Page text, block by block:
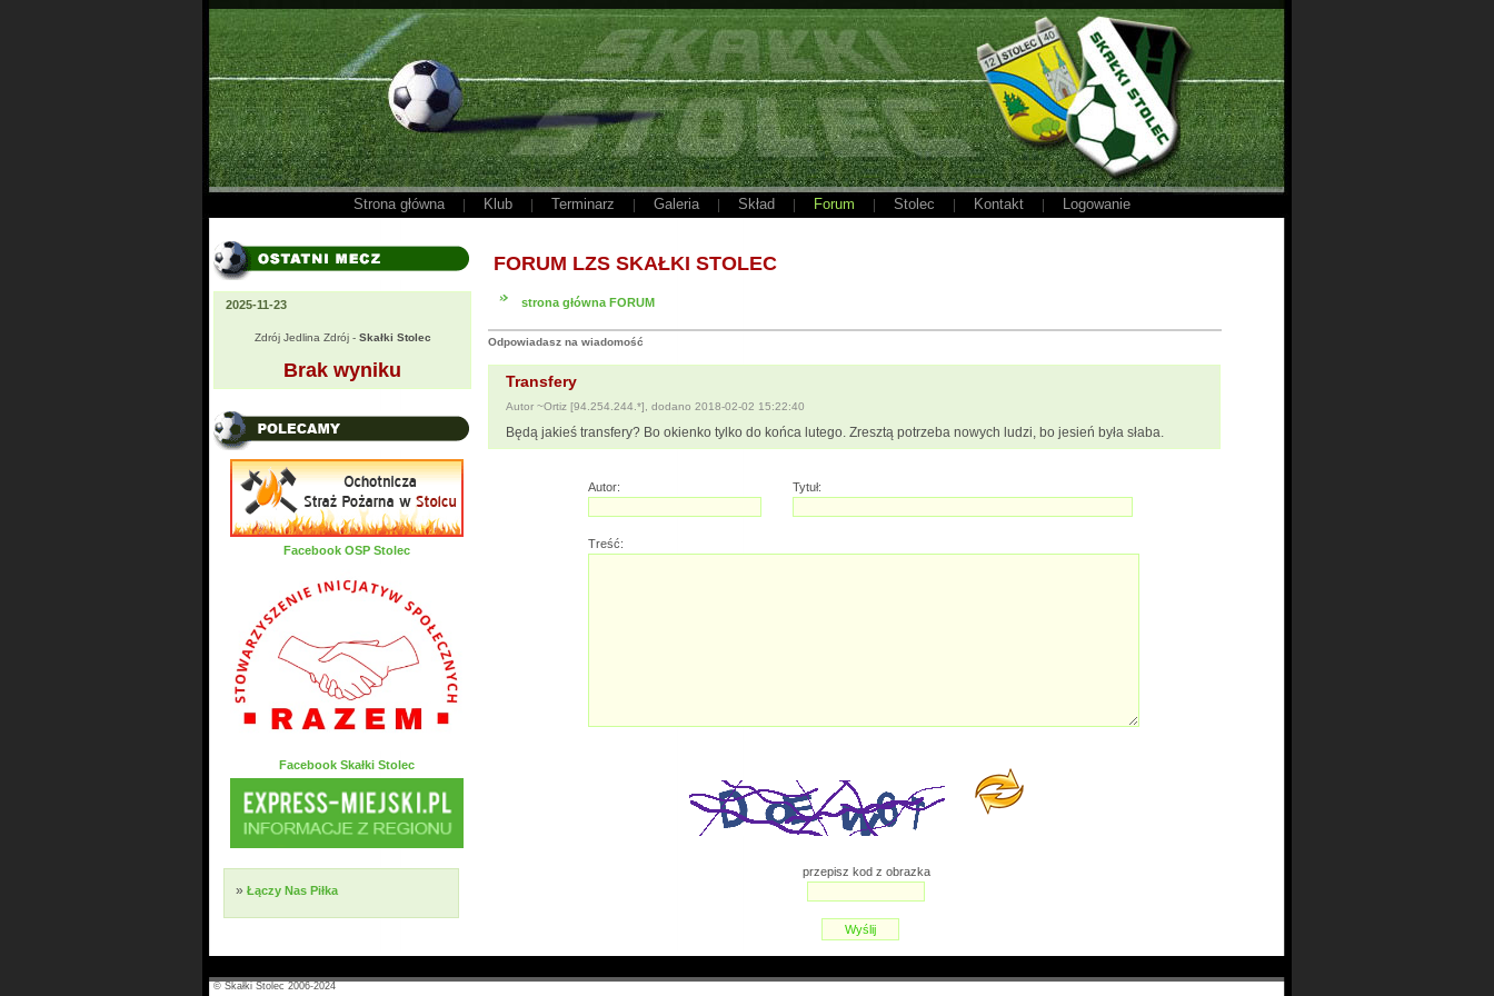
Strona główna Klub Terminarz Galeria Skład Forum Stolec Kontakt Logowanie
2025-11-23
Zdrój Jedlina Zdrój - Skałki Stolec
Brak wyniku
Facebook OSP Stolec
Facebook Skałki Stolec
» Łączy Nas Piłka
FORUM LZS SKAŁKI STOLEC
strona główna FORUM
Odpowiadasz na wiadomość
Transfery
Autor ~Ortiz [94.254.244.*], dodano 2018-02-02 15:22:40
Będą jakieś transfery? Bo okienko tylko do końca lutego. Zresztą potrzeba nowych ludzi, bo jesień była słaba.
Autor: Tytuł:
Treść:
przepisz kod z obrazka
© Skałki Stolec 2006-2024